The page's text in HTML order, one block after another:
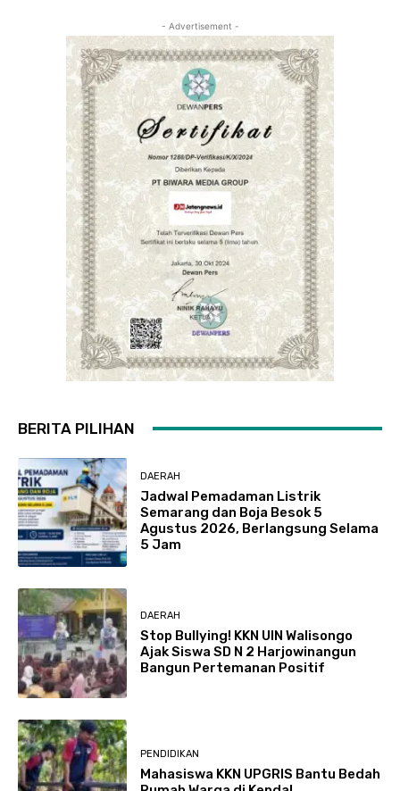
- Advertisement -
BERITA PILIHAN
DAERAH
Jadwal Pemadaman Listrik
Semarang dan Boja Besok 5
Agustus 2026, Berlangsung Selama
5 Jam
DAERAH
Stop Bullying! KKN UIN Walisongo
Ajak Siswa SD N 2 Harjowinangun
Bangun Pertemanan Positif
PENDIDIKAN
Mahasiswa KKN UPGRIS Bantu Bedah